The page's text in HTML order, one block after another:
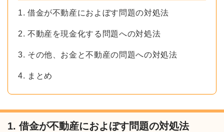
1. 借金が不動産におよぼす問題の対処法
2. 不動産を現金化する問題への対処法
3. その他、お金と不動産の問題への対処法
4. まとめ
1. 借金が不動産におよぼす問題の対処法